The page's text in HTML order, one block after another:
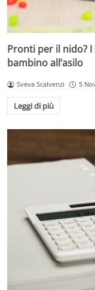
Pronti per il nido?
bambino all’asilo
Sveva Scalvenzi 5
Leggi di più